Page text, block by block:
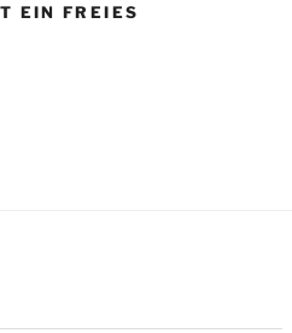
EIN FREIES